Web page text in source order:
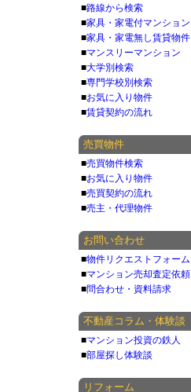
■路線から検索
■家具・家電付マンション
■家具・家電無し賃貸物件
■マンスリーマンション
■大学別検索
■専門学校別検索
■お気に入り物件
■賃貸契約の流れ
売買物件
■売買物件検索
■お気に入り物件
■売買契約の流れ
■売主・代理物件
お問い合わせ
■物件リクエストフォーム
■マンション売却査定依頼
■問合わせ・資料請求
不動産コラム・体験談
■マンション投資の鉄人
■部屋探し体験談
リフォーム